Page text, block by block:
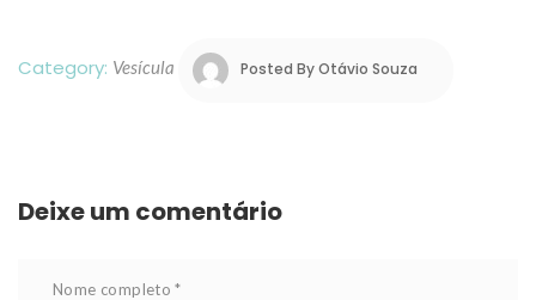
Category: Vesícula Posted By Otávio Souza
Deixe um comentário